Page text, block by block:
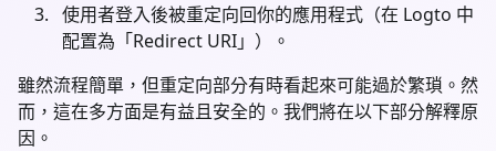
使用者登入後被重定向回你的應用程式（在 Logto 中
配置為「Redirect URI」）。
雖然流程簡單，但重定向部分有時看起來可能過於繁瑣。然
而，這在多方面是有益且安全的。我們將在以下部分解釋原
因。